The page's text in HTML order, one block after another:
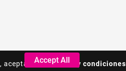
acepta losTerminos y condiciones
Accept All
acepta losTerminos y condiciones
Accept All